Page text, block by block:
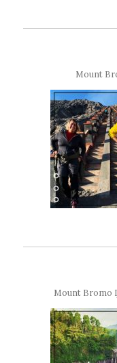
Mount
Mount Bromo